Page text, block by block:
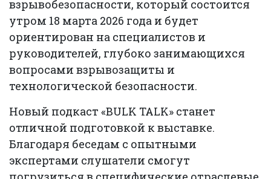
взрывобезопасности, который состоится
утром 18 марта 2026 года и будет
ориентирован на специалистов и
руководителей, глубоко занимающихся
вопросами взрывозащиты и
технологической безопасности.
Новый подкаст «BULK TALK» станет
отличной подготовкой к выставке.
Благодаря беседам с опытными
экспертами слушатели смогут